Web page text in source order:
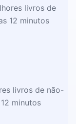
livros de
12 minutos
livros de não-
minutos